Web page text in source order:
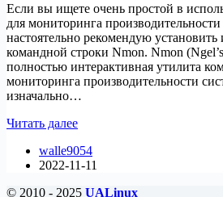
Если вы ищете очень простой в
для мониторинга
настоятельно рекомендую установить
командной строки Nmon. Nmon
полностью интерактивная утилита
мониторинга производительности
изначально…
Читать далееNmon
мониторинг
системы
walle9054
2022-11-11
© 2010 - 2025 UALinux